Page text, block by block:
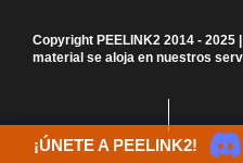
Copyright PEELINK2 2014 - 2025 |
material se aloja en nuestros
¡ÚNETE A PEELINK2!